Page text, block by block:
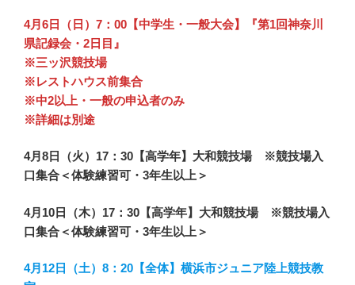
4月6日（日）7：00【中学生・一般大会】『第1回神奈川
県記録会・2日目』
※三ッ沢競技場
※レストハウス前集合
※中2以上・一般の申込者のみ
※詳細は別途
4月8日（火）17：30【高学年】大和競技場 ※競技場入
口集合＜体験練習可・3年生以上＞
4月10日（木）17：30【高学年】大和競技場 ※競技場入
口集合＜体験練習可・3年生以上＞
4月12日（土）8：20【全体】横浜市ジュニア陸上競技教